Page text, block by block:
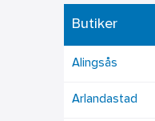
Butiker
Alingsås
Arlandastad